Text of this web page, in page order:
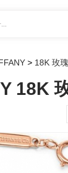
> 18K 玫
18K